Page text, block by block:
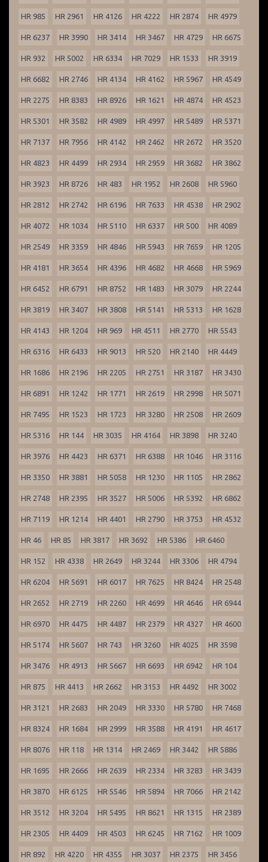
HR 985 HR 2961 HR 4126 HR 4222 HR 2874 HR 4979
HR 6237 HR 3990 HR 3414 HR 3467 HR 4729 HR 6675
HR 932 HR 5002 HR 6334 HR 7029 HR 1533 HR 3919
HR 6682 HR 2746 HR 4134 HR 4162 HR 5967 HR 4549
HR 2275 HR 8383 HR 8926 HR 1621 HR 4874 HR 4523
HR 5301 HR 3582 HR 4989 HR 4997 HR 5489 HR 5371
HR 7137 HR 7956 HR 4142 HR 2462 HR 2672 HR 3520
HR 4823 HR 4499 HR 2934 HR 2959 HR 3682 HR 3862
HR 3923 HR 8726 HR 483 HR 1952 HR 2608 HR 5960
HR 2812 HR 2742 HR 6196 HR 7633 HR 4538 HR 2902
HR 4072 HR 1034 HR 5110 HR 6337 HR 500 HR 4089
HR 2549 HR 3359 HR 4846 HR 5943 HR 7659 HR 1205
HR 4181 HR 3654 HR 4396 HR 4682 HR 4668 HR 5969
HR 6452 HR 6791 HR 8752 HR 1483 HR 3079 HR 2244
HR 3819 HR 3407 HR 3808 HR 5141 HR 5313 HR 1628
HR 4143 HR 1204 HR 969 HR 4511 HR 2770 HR 5543
HR 6316 HR 6433 HR 9013 HR 520 HR 2140 HR 4449
HR 1686 HR 2196 HR 2205 HR 2751 HR 3187 HR 3430
HR 6891 HR 1242 HR 1771 HR 2619 HR 2998 HR 5071
HR 7495 HR 1523 HR 1723 HR 3280 HR 2508 HR 2609
HR 5316 HR 144 HR 3035 HR 4164 HR 3898 HR 3240
HR 3976 HR 4423 HR 6371 HR 6388 HR 1046 HR 3116
HR 3350 HR 3881 HR 5058 HR 1230 HR 1105 HR 2862
HR 2748 HR 2395 HR 3527 HR 5006 HR 5392 HR 6862
HR 7119 HR 1214 HR 4401 HR 2790 HR 3753 HR 4532
HR 46 HR 85 HR 3817 HR 3692 HR 5386 HR 6460
HR 152 HR 4338 HR 2649 HR 3244 HR 3306 HR 4794
HR 6204 HR 5691 HR 6017 HR 7625 HR 8424 HR 2548
HR 2652 HR 2719 HR 2260 HR 4699 HR 4646 HR 6944
HR 6970 HR 4475 HR 4487 HR 2379 HR 4327 HR 4600
HR 5174 HR 5607 HR 743 HR 3260 HR 4025 HR 3598
HR 3476 HR 4913 HR 5667 HR 6693 HR 6942 HR 104
HR 875 HR 4413 HR 2662 HR 3153 HR 4492 HR 3002
HR 3121 HR 2683 HR 2049 HR 3330 HR 5780 HR 7468
HR 8324 HR 1684 HR 2999 HR 3588 HR 4191 HR 4617
HR 8076 HR 118 HR 1314 HR 2469 HR 3442 HR 5886
HR 1695 HR 2666 HR 2639 HR 2334 HR 3283 HR 3439
HR 3870 HR 6125 HR 5546 HR 5894 HR 7066 HR 2142
HR 3512 HR 3204 HR 5495 HR 8621 HR 1315 HR 2389
HR 2305 HR 4409 HR 4503 HR 6245 HR 7162 HR 1009
HR 892 HR 4220 HR 4355 HR 3037 HR 2375 HR 3456